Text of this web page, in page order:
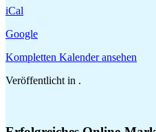
iCal
Google
Kompletten Kalender ansehen
Veröffentlicht in .